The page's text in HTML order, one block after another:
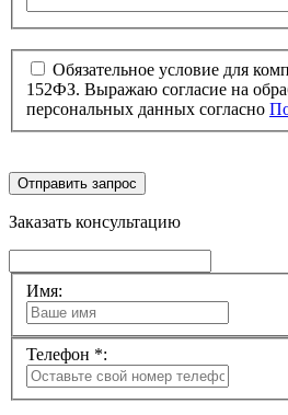
Обязательное условие для
152ФЗ. Выражаю согласие на
персональных данных согласно
Отправить запрос
Заказать консультацию
Имя:
Телефон *: